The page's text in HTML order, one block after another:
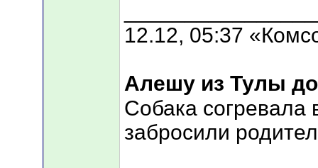
12.12, 05:37
Алешу из Тулы
Собака согревала
забросили